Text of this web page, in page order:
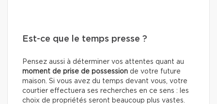
Est-ce que le temps presse ?
Pensez aussi à déterminer vos attentes quant au
moment de prise de possession de votre future
maison. Si vous avez du temps devant vous, votre
courtier effectuera ses recherches en ce sens : les
choix de propriétés seront beaucoup plus vastes.